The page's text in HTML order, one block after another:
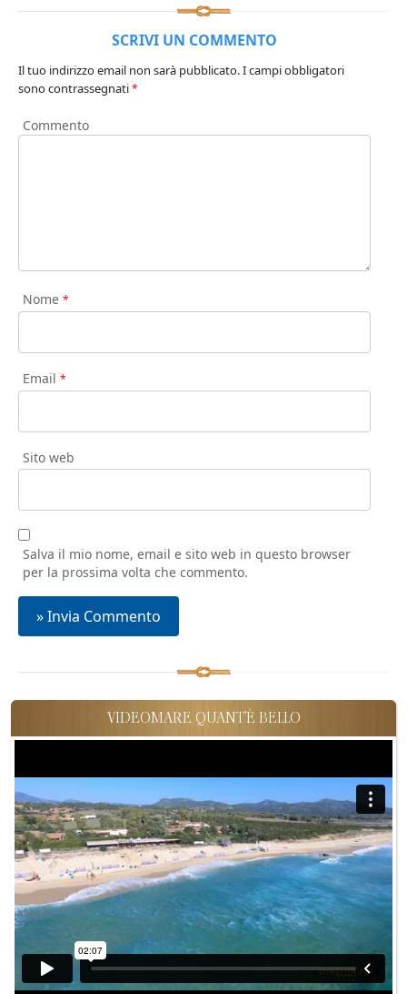
SCRIVI UN COMMENTO
Il tuo indirizzo email non sarà pubblicato.I campi obbligatori
sono contrassegnati*
Commento
Nome *
Email *
Sito web
Salva il mio nome, email e sito web in questo browser
per la prossima volta che commento.
VIDEOMARE QUANT'È BELLO